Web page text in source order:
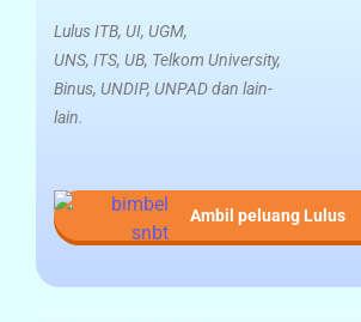
Lulus ITB, UI, UGM,
UNS, ITS, UB, Telkom University,
Binus, UNDIP, UNPAD dan lain-
lain.
Ambil peluang Lulus